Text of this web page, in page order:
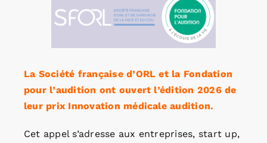
La Société française d’ORL et la Fondation
pour l’audition ont ouvert l’édition 2026 de
leur prix Innovation médicale audition.
Cet appel s’adresse aux entreprises, start up,